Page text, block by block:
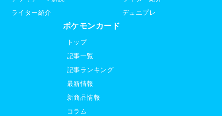
ライター紹介
デュエプレ
ポケモンカード
トップ
記事一覧
記事ランキング
最新情報
新商品情報
コラム